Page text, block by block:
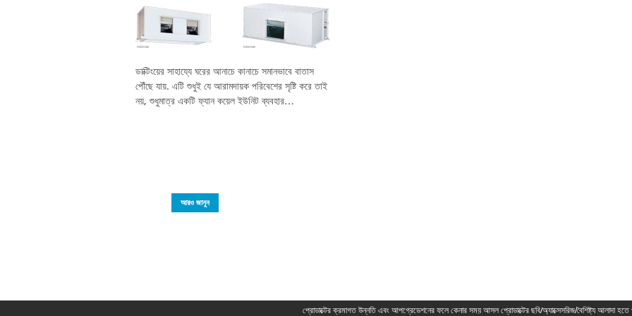
ডাক্টিংয়ের সাহায্যে ঘরের আনাচে কানাচে সমানভাবে বাতাস
পৌঁছে যায়. এটি শুধুই যে আরামদায়ক পরিবেশের সৃষ্টি করে তাই
নয়, শুধুমাত্র একটি ফ্যান কয়েল ইউনিট ব্যবহার…
আরও জানুন
প্রোডাক্টের ক্রমাগত উন্নতি এবং আপগ্রেডেশনের ফলে কেনার সময় আসল প্রোডাক্টের ছবি/অ্যাক্সেসরিজ/বৈশিষ্ট্য আলাদা হতে